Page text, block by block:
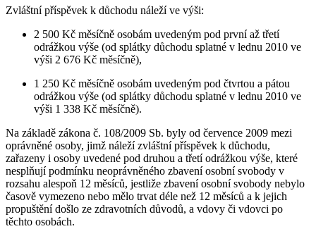
Zvláštní příspěvek k důchodu náleží ve výši:
2 500 Kč měsíčně osobám uvedeným pod první až třetí
odrážkou výše (od splátky důchodu splatné v lednu 2010 ve
výši 2 676 Kč měsíčně),
1 250 Kč měsíčně osobám uvedeným pod čtvrtou a pátou
odrážkou výše (od splátky důchodu splatné v lednu 2010 ve
výši 1 338 Kč měsíčně).
Na základě zákona č. 108/2009 Sb. byly od července 2009 mezi
oprávněné osoby, jimž náleží zvláštní příspěvek k důchodu,
zařazeny i osoby uvedené pod druhou a třetí odrážkou výše, které
nesplňují podmínku neoprávněného zbavení osobní svobody v
rozsahu alespoň 12 měsíců, jestliže zbavení osobní svobody nebylo
časově vymezeno nebo mělo trvat déle než 12 měsíců a k jejich
propuštění došlo ze zdravotních důvodů, a vdovy či vdovci po
těchto osobách.